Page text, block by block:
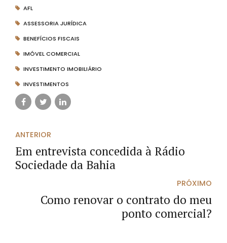
AFL
ASSESSORIA JURÍDICA
BENEFÍCIOS FISCAIS
IMÓVEL COMERCIAL
INVESTIMENTO IMOBILIÁRIO
INVESTIMENTOS
ANTERIOR
Em entrevista concedida à Rádio
Sociedade da Bahia
PRÓXIMO
Como renovar o contrato do meu
ponto comercial?